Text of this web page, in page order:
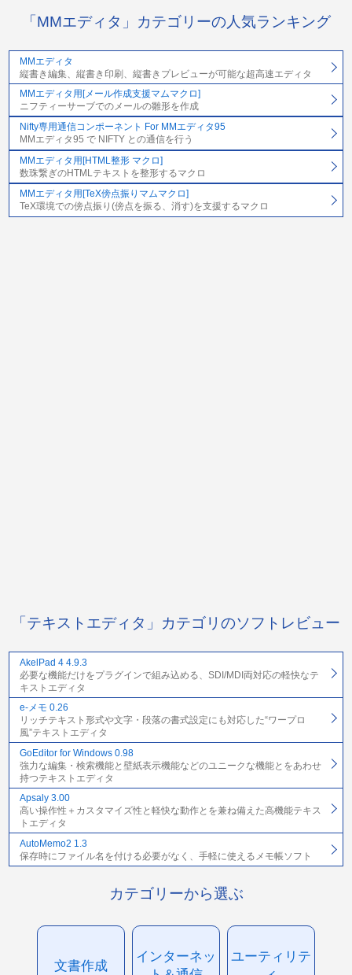
「MMエディタ」カテゴリーの人気ランキング
MMエディタ
縦書き編集、縦書き印刷、縦書きプレビューが可能な超高速エディタ
MMエディタ用[メール作成支援マムマクロ]
ニフティーサーブでのメールの雛形を作成
Nifty専用通信コンポーネント For MMエディタ95
MMエディタ95 で NIFTY との通信を行う
MMエディタ用[HTML整形 マクロ]
数珠繋ぎのHTMLテキストを整形するマクロ
MMエディタ用[TeX傍点振りマムマクロ]
TeX環境での傍点振り(傍点を振る、消す)を支援するマクロ
「テキストエディタ」カテゴリのソフトレビュー
AkelPad 4 4.9.3
必要な機能だけをプラグインで組み込める、SDI/MDI両対応の軽快なテ
キストエディタ
e-メモ 0.26
リッチテキスト形式や文字・段落の書式設定にも対応した“ワープロ
風”テキストエディタ
GoEditor for Windows 0.98
強力な編集・検索機能と壁紙表示機能などのユニークな機能とをあわせ
持つテキストエディタ
Apsaly 3.00
高い操作性＋カスタマイズ性と軽快な動作とを兼ね備えた高機能テキス
トエディタ
AutoMemo2 1.3
保存時にファイル名を付ける必要がなく、手軽に使えるメモ帳ソフト
カテゴリーから選ぶ
文書作成
インターネッ
ユーティリテ